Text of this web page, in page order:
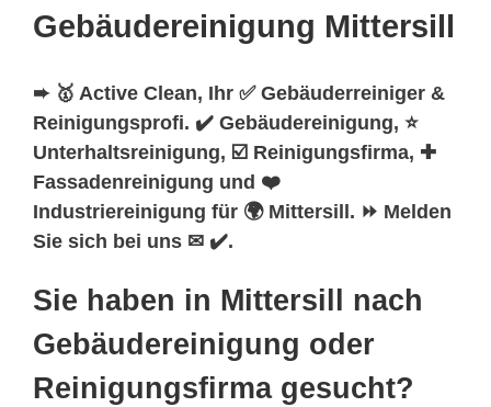
Gebäudereinigung Mittersill
➨ 🥇 Active Clean, Ihr ✅ Gebäuderreiniger &
Reinigungsprofi. ✔️ Gebäudereinigung, ⭐
Unterhaltsreinigung, ☑️ Reinigungsfirma, ✚
Fassadenreinigung und ❤️
Industriereinigung für 🌍 Mittersill. ⏩ Melden
Sie sich bei uns ✉ ✔️.
Sie haben in Mittersill nach
Gebäudereinigung oder
Reinigungsfirma gesucht?